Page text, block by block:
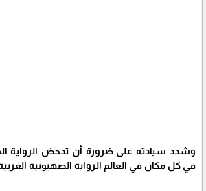
وشدد سيادته على ضرورة أن تدحض الرواية
في كل مكان في العالم الرواية الصهيونية